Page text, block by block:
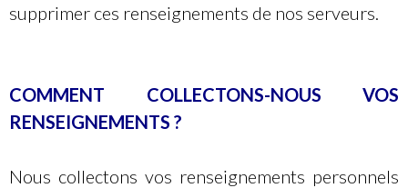
supprimer ces renseignements de nos serveurs.
COMMENT COLLECTONS-NOUS VOS
RENSEIGNEMENTS ?
Nous collectons vos renseignements personnels